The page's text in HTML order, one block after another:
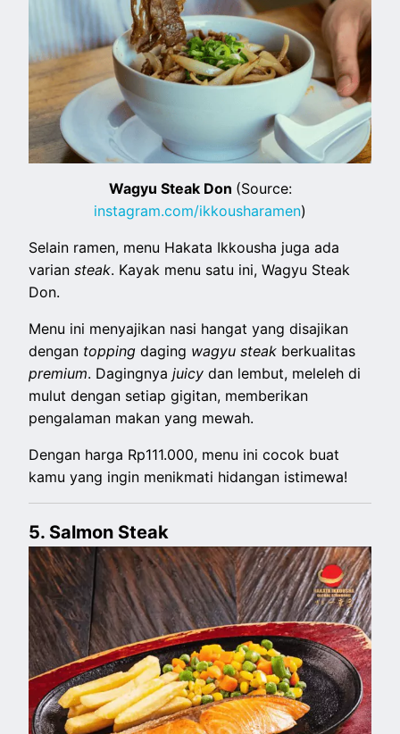
Wagyu Steak Don (Source:
instagram.com/ikkousharamen)
Selain ramen, menu Hakata Ikkousha juga ada
variansteak. Kayak menu satu ini, Wagyu Steak
Don.
Menu ini menyajikan nasi hangat yang disajikan
dengan toppingdaging wagyu steak berkualitas
premium. Dagingnyajuicydan lembut, meleleh di
mulut dengan setiap gigitan, memberikan
pengalaman makan yang mewah.
Dengan harga Rp111.000, menu ini cocok buat
kamu yang ingin menikmati hidangan istimewa!
5. Salmon Steak